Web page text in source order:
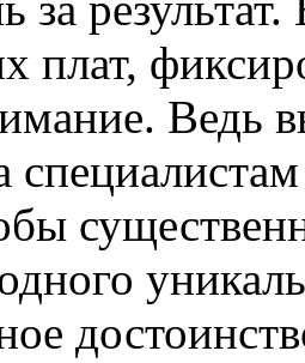
плат,
Ведь